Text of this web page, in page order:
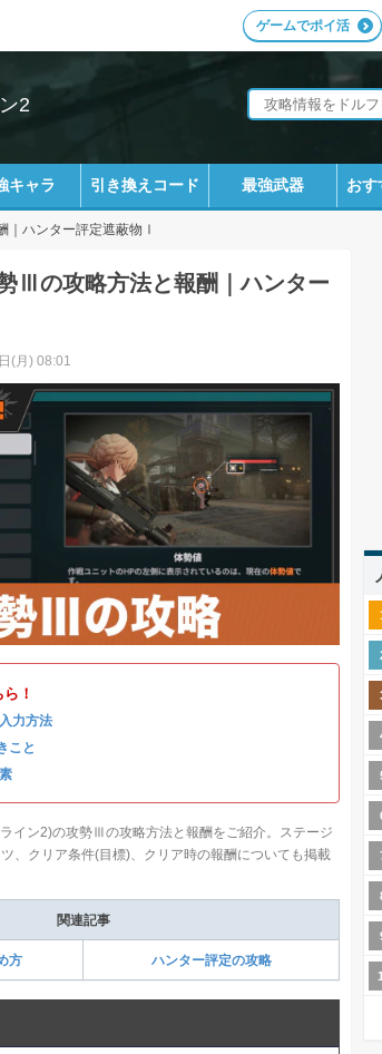
ゲームでポイ活
2
キャラ 引き換えコード 最強武器 おす
｜ハンター評定遮蔽物Ⅰ
Ⅲの攻略方法と報酬｜ハンター
(月) 08:01
！
力方法
こと
イン2)の攻勢Ⅲの攻略方法と報酬をご紹介。ステージ
、クリア条件(目標)、クリア時の報酬についても掲載
関連記事
方 ハンター評定の攻略